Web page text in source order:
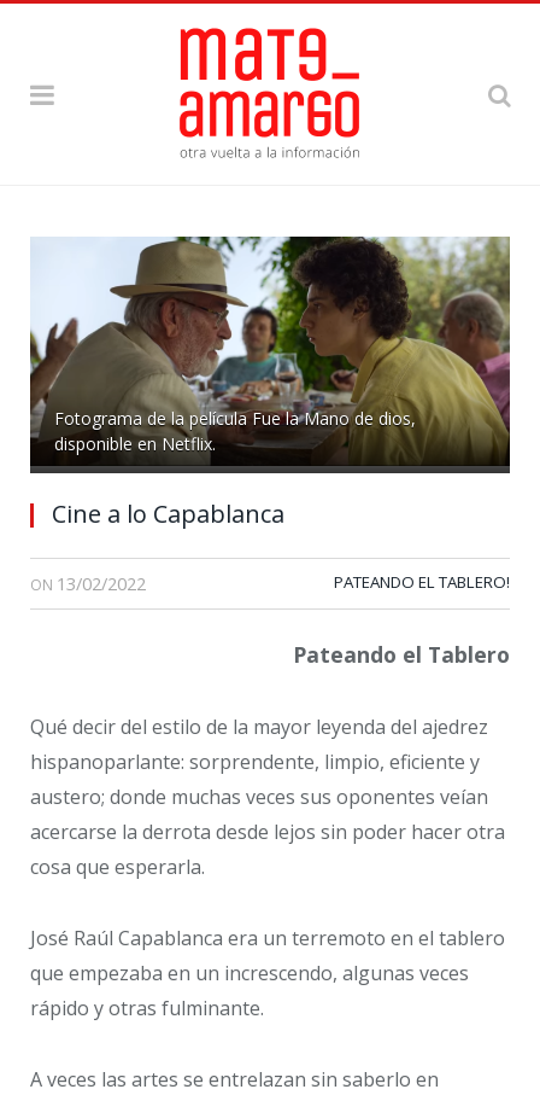
Fotograma de la película Fue la Mano de dios,
disponible en Netflix.
Cine a lo Capablanca
ON 13/02/2022 PATEANDO EL TABLERO!
Pateando el Tablero
Qué decir del estilo de la mayor leyenda del ajedrez
hispanoparlante: sorprendente, limpio, eficiente y
austero; donde muchas veces sus oponentes veían
acercarse la derrota desde lejos sin poder hacer otra
cosa que esperarla.
José Raúl Capablanca era un terremoto en el tablero
que empezaba en un increscendo, algunas veces
rápido y otras fulminante.
A veces las artes se entrelazan sin saberlo en